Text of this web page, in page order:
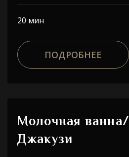
20 мин
ПОДРОБНЕЕ
Молочная ванна/
Джакузи